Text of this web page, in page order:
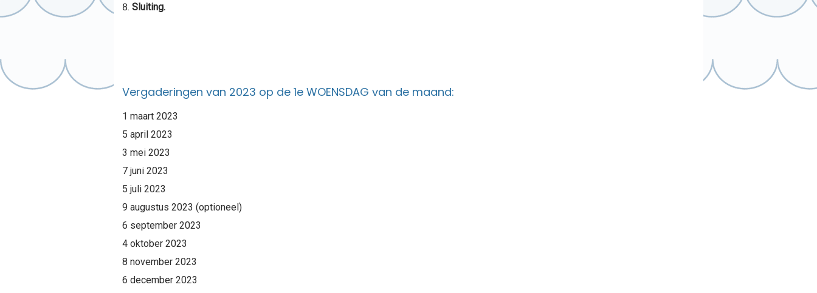
Sluiting.
Vergaderingen van 2023 op de 1e WOENSDAG van de maand:
1 maart 2023
5 april 2023
3 mei 2023
7 juni 2023
5 juli 2023
9 augustus 2023 (optioneel)
6 september 2023
4 oktober 2023
8 november 2023
6 december 2023